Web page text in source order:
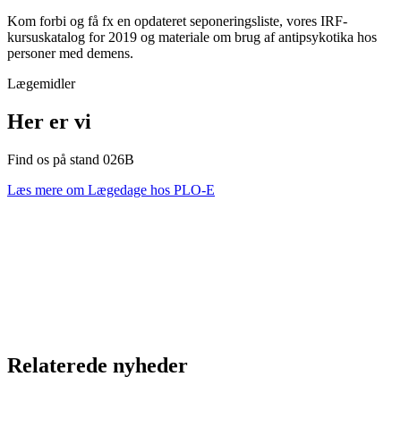
Kom forbi og få fx en opdateret seponeringsliste, vores IRF-
kursuskatalog for 2019 og materiale om brug af antipsykotika hos
personer med demens.
Lægemidler
Her er vi
Find os på stand 026B
Læs mere om Lægedage hos PLO-E
Relaterede nyheder